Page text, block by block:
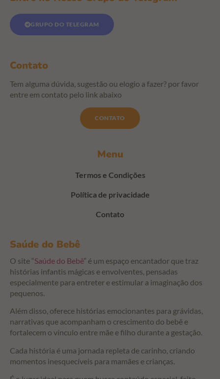
Saúde do Bebê
O site “Saúde do Bebê” é um espaço encantador que traz
histórias infantis mágicas e envolventes, pensadas
especialmente para entreter e estimular a imaginação dos
pequenos.
Além disso, oferece histórias emocionantes para grávidas,
narrativas que acompanham o crescimento do bebê e
fortalecem o vínculo entre mãe e filho durante a gestação.
Cada história é uma jornada repleta de carinho, criando
momentos inesquecíveis para mamães e crianças.
Menu
Termos e Condições
Política de privacidade
Contato
GRUPO DO TELEGRAM
Contato
Tem alguma dúvida, sugestão ou elogio a fazer? por favor
entre em contato pelo link abaixo
CONTATO